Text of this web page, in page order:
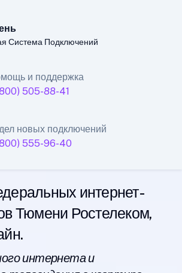
Система Подключений
и поддержка
505-88-41
новых подключений
555-96-40
филиал
Системы
интернет-
Тюмени Ростелеком,
интернета и